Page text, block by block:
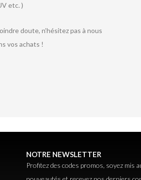
etc. )
doute, n’hésitez pas à nous
vos achats !
NOTRE NEWSLETTER
Profitez des codes promos, soyez mis